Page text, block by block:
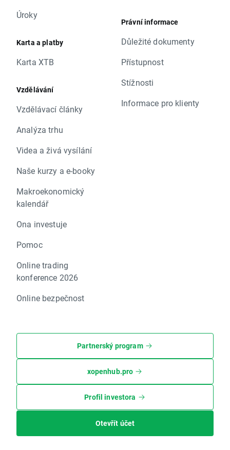
Úroky
Karta a platby
Karta XTB
Vzdělávání
Vzdělávací články
Analýza trhu
Videa a živá vysílání
Naše kurzy a e-booky
Makroekonomický
kalendář
Ona investuje
Pomoc
Online trading
konference 2026
Online bezpečnost
Právní informace
Důležité dokumenty
Přístupnost
Stížnosti
Informace pro klienty
Partnerský program
xopenhub.pro
Profil investora
Otevřít účet